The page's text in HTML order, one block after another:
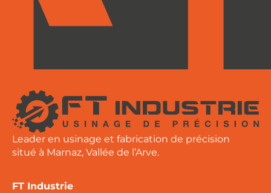
FT Industrie
Leader en usinage et fabrication de précision
situé à Marnaz, Vallée de l’Arve.